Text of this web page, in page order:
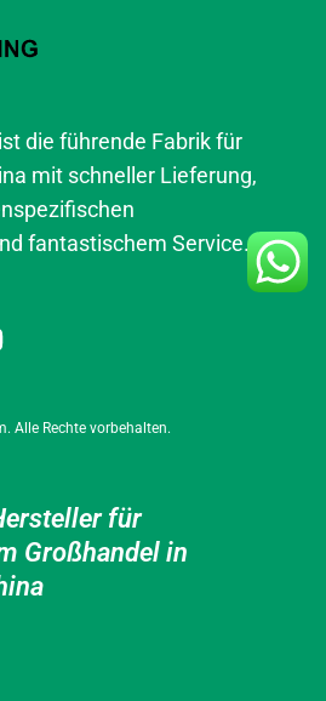
die führende Fabrik für
mit schneller Lieferung,
fantastischem Service.
Alle Rechte vorbehalten.
für
Großhandel in